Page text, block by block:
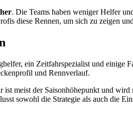
. Die Teams haben weniger Helfer
diese Rennen, um sich zu zeigen
ein Zeitfahrspezialist und einige
und Rennverlauf.
ist meist der Saisonhöhepunkt und
sowohl die Strategie als auch die